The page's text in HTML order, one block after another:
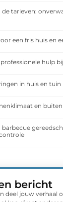
tarieven:
een fris huis en
hulp
in huis en tuin
en
barbecue
bericht
deel jouw verhaal